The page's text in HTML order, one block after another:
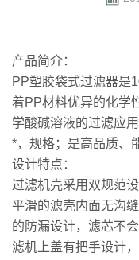
产品简介：
PP塑胶袋式过滤器是
着PP材料优异的化学
学酸碱溶液的过滤应
*，规格；是高品质、
设计特点：
过滤机壳采用双规范
平滑的滤壳内面无沟
的防漏设计，滤芯不
滤机上盖有把手设计